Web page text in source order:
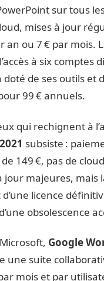
sur tous
mises à jour
an ou 7 € par mois.
à six comptes
doté de ses outils et
99 € annuels.
qui rechignent à
subsiste :
149 €, pas de
jour majeures, mais
d’une licence
obsolescence
Google
une suite
mois et par